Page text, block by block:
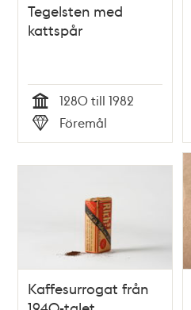
Tegelsten med
kattspår
Tid
1280 till 1982
Typ
Föremål
Kaffesurrogat från